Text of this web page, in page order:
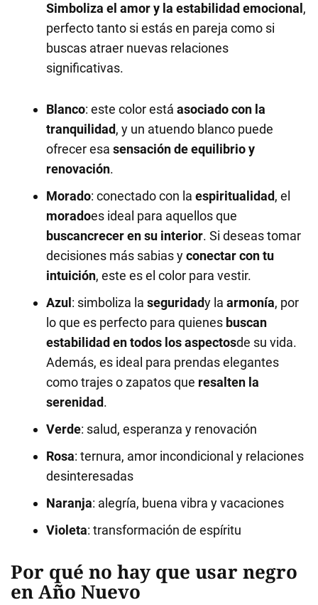
Simboliza el amory la estabilidad emocional ,
perfecto tanto si estás en pareja como si
buscas atraer nuevas relaciones
significativas.
Blanco: este color está asociado con la
tranquilidad, y un atuendo blanco puede
ofrecer esa sensación de equilibrio y
renovación.
Morado: conectado con la espiritualidad, el
moradoes ideal para aquellos que
buscancrecer en su interior. Si deseas tomar
decisiones más sabias yconectar con tu
intuición, este es el color para vestir.
Azul : simboliza la seguridady la armonía, por
lo que es perfecto para quienes buscan
estabilidad en todos los aspectosde su vida.
Además, es ideal para prendas elegantes
como trajes o zapatos que resalten la
serenidad.
Verde: salud, esperanza y renovación
Rosa: ternura, amor incondicional y relaciones
desinteresadas
Naranja: alegría, buena vibra y vacaciones
Violeta: transformación de espíritu
Por qué no hay que usar negro
en Año Nuevo